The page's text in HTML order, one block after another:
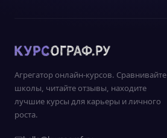
Агрегатор онлайн-курсов. Сравнивайте
школы, читайте отзывы, находите
лучшие курсы для карьеры и личного
роста.